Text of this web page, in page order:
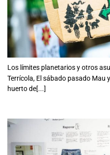
Los límites planetarios y otros
Terrícola, El sábado pasado Mau
huerto de[...]